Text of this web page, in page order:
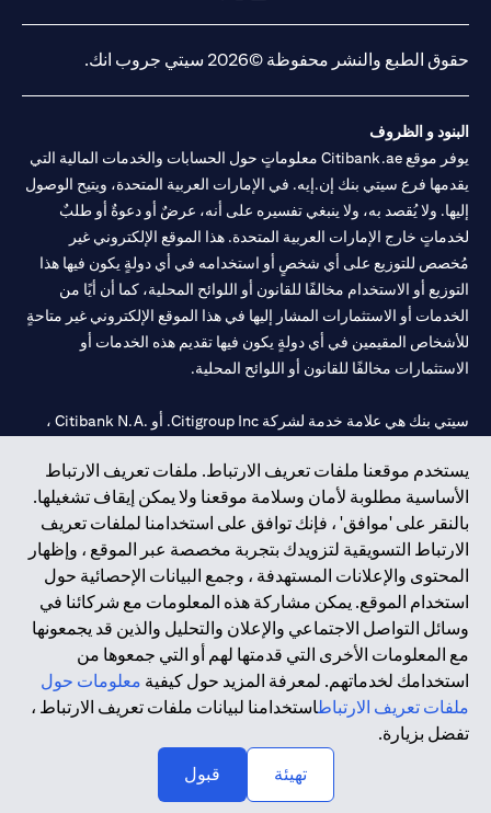
يستخدم موقعنا ملفات تعريف الارتباط. ملفات تعريف الارتباط
الأساسية مطلوبة لأمان وسلامة موقعنا ولا يمكن إيقاف تشغيلها.
بالنقر على 'موافق' ، فإنك توافق على استخدامنا لملفات تعريف
الارتباط التسويقية لتزويدك بتجربة مخصصة عبر الموقع ، وإظهار
المحتوى والإعلانات المستهدفة ، وجمع البيانات الإحصائية حول
استخدام الموقع. يمكن مشاركة هذه المعلومات مع شركائنا في
وسائل التواصل الاجتماعي والإعلان والتحليل والذين قد يجمعونها
مع المعلومات الأخرى التي قدمتها لهم أو التي جمعوها من
استخدامك لخدماتهم. لمعرفة المزيد حول كيفية معلومات حول
ملفات تعريف الارتباطاستخدامنا لبيانات ملفات تعريف الارتباط ،
تفضل بزيارة.
تهيئة
قبول
حقوق الطبع والنشر محفوظة ©2026 سيتي جروب انك.
البنود و الظروف
يوفر موقع Citibank.ae معلوماتٍ حول الحسابات والخدمات المالية التي
يقدمها فرع سيتي بنك إن.إيه. في الإمارات العربية المتحدة، ويتيح الوصول
إليها. ولا يُقصد به، ولا ينبغي تفسيره على أنه، عرضٌ أو دعوةٌ أو طلبٌ
لخدماتٍ خارج الإمارات العربية المتحدة. هذا الموقع الإلكتروني غير
مُخصص للتوزيع على أي شخصٍ أو استخدامه في أي دولةٍ يكون فيها هذا
التوزيع أو الاستخدام مخالفًا للقانون أو اللوائح المحلية، كما أن أيًا من
الخدمات أو الاستثمارات المشار إليها في هذا الموقع الإلكتروني غير متاحةٍ
للأشخاص المقيمين في أي دولةٍ يكون فيها تقديم هذه الخدمات أو
الاستثمارات مخالفًا للقانون أو اللوائح المحلية.
سيتي بنك هي علامة خدمة لشركة Citigroup Inc. أو .Citibank N.A ،
سيتي بنك إن. إيه. الإمارات مسجل لدى مصرف الإمارات المركزي تحت
أرقام التراخيص 202563 لفرع الوصل في دبي، 531989 لفرع مول
الإمارات في دبي، وCN-1002019لفرع أبوظبي. هاتف: 4000 311 04.
فرع سيتي بنك إن إيه - الإمارات العربية المتحدة مرخص من مصرف
الإمارات العربية المتحدة المركزي كفرع لبنك أجنبي.
سيتي بنك إن إيه الإمارات العربية المتحدة مرخص من هيئة الأوراق المالية
والسلع في الإمارات العربية المتحدة ("SCA") للقيام بالنشاط المالي لـ أ)
الاستشارات المالية والتعريف والترويج بموجب ترخيص رقم
20200000097 ب) وسيط تداول في الأسواق الدولية بموجب ترخيص
حقوق الطبع والنشر محفوظة ©2026 سيتي جروب انك.